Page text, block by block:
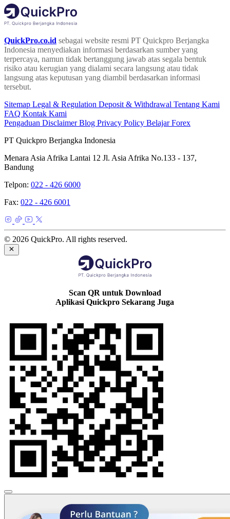
QuickPro.co.id sebagai website resmi PT Quickpro Berjangka
Indonesia menyediakan informasi berdasarkan sumber yang
terpercaya, namun tidak bertanggung jawab atas segala bentuk
risiko atau kerugian yang dialami secara langsung atau tidak
langsung atas keputusan yang diambil berdasarkan informasi
tersebut.
Sitemap Legal & Regulation Deposit & Withdrawal Tentang Kami
FAQ Kontak Kami
Pengaduan DisclaimerBlog Privacy Policy Belajar Forex
PT Quickpro Berjangka Indonesia
Menara Asia Afrika Lantai 12 Jl. Asia Afrika No.133 - 137,
Bandung
Telpon: 022 - 426 6000
Fax: 022 - 426 6001
© 2026 QuickPro. All rights reserved.
Scan QR untuk Download
Aplikasi Quickpro Sekarang Juga